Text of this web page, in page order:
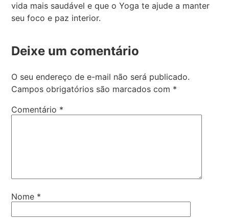
vida mais saudável e que o Yoga te ajude a manter
seu foco e paz interior.
Deixe um comentário
O seu endereço de e-mail não será publicado.
Campos obrigatórios são marcados com *
Comentário *
Nome *